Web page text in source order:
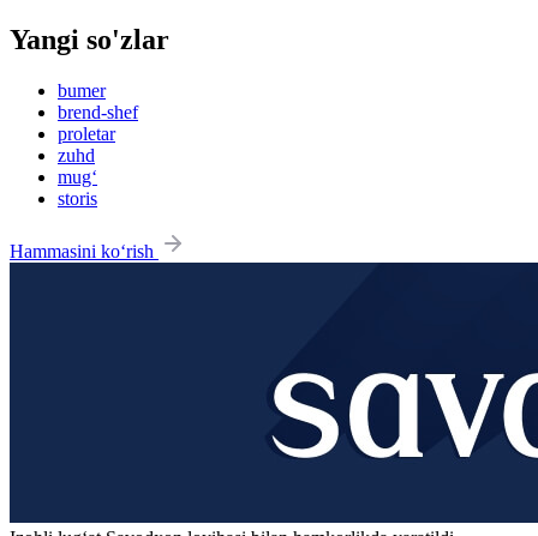
Yangi so'zlar
bumer
brend-shef
proletar
zuhd
mug‘
storis
Hammasini ko‘rish